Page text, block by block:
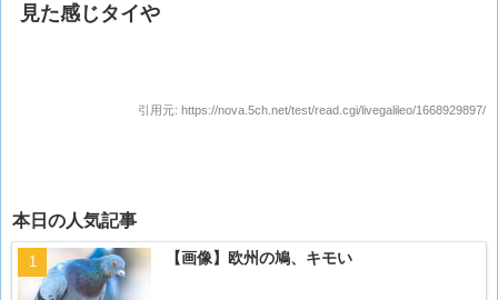
見た感じタイや
引用元: https://nova.5ch.net/test/read.cgi/livegalileo/1668929897/
本日の人気記事
【画像】欧州の鳩、キモい